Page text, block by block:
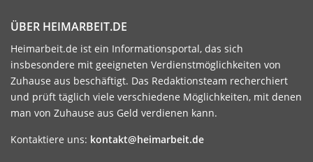
ÜBER HEIMARBEIT.DE
Heimarbeit.de ist ein Informationsportal, das sich
insbesondere mit geeigneten Verdienstmöglichkeiten von
Zuhause aus beschäftigt. Das Redaktionsteam recherchiert
und prüft täglich viele verschiedene Möglichkeiten, mit denen
man von Zuhause aus Geld verdienen kann.
Kontaktiere uns: kontakt@heimarbeit.de